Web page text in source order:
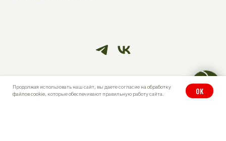
Продолжая использовать наш сайт, вы даете согласие на обработку
файлов cookie, которые обеспечивают правильную работу сайта. OK